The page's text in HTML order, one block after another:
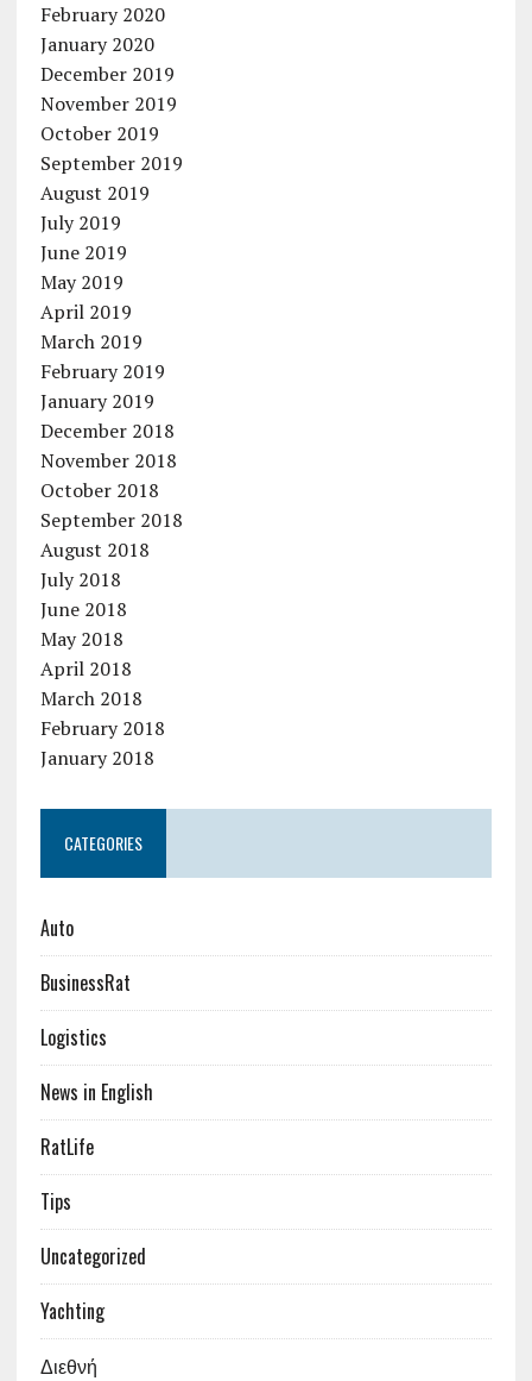
February 2020
January 2020
December 2019
November 2019
October 2019
September 2019
August 2019
July 2019
June 2019
May 2019
April 2019
March 2019
February 2019
January 2019
December 2018
November 2018
October 2018
September 2018
August 2018
July 2018
June 2018
May 2018
April 2018
March 2018
February 2018
January 2018
CATEGORIES
Auto
BusinessRat
Logistics
News in English
RatLife
Tips
Uncategorized
Yachting
Διεθνή